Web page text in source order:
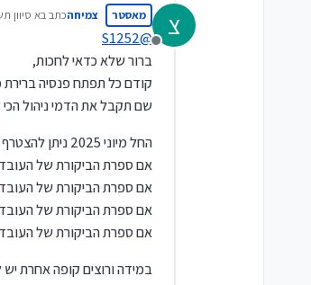
?
צ
מנותק
מאסטר צמיחהכתב בא סיוון
נערך
@
S1252
ברור שלא כדאי לחכות,
קודם כל תפתח פנסיה
שם תקבל את הדמי ניהול הכי זולים למתחילים
החל מיוני 2025 ניתן להצטרף לקרן ברירת מחדל ללא מילוי טפסים ושאלון בריאות, רק בהתאם ל:
אם ספרת הביקורת של העובד היא אחת הספרות 7, 8 או 9,
אם ספרת הביקורת של העובד היא אחת הספרות 4, 5 או 6,
אם ספרת הביקורת של העובד היא אחת הספרות 2 או 3, יצורפו
אם ספרת הביקורת של העובד היא אחת הספרות 0 או 1,
במידה ורוצים קופה אחרת